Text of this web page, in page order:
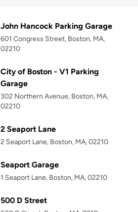
John Hancock Parking Garage
601 Congress Street, Boston, MA,
02210
City of Boston - V1 Parking
Garage
302 Northern Avenue, Boston, MA,
02210
2 Seaport Lane
2 Seaport Lane, Boston, MA, 02210
Seaport Garage
1 Seaport Lane, Boston, MA, 02210
500 D Street